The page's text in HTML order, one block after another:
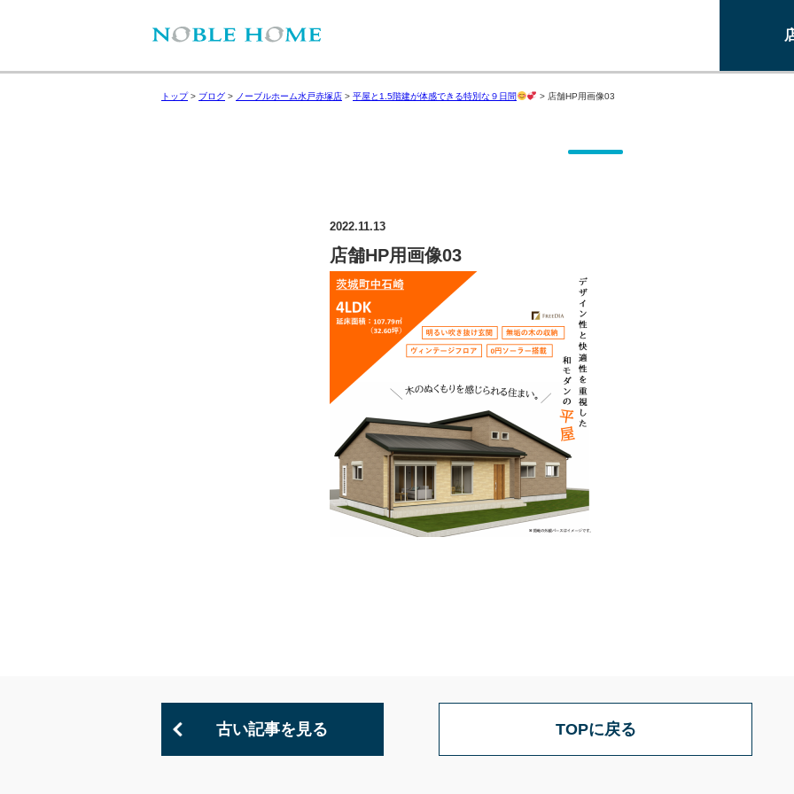
トップ> ブログ > ノーブルホーム水戸赤塚店 > 平屋と1.5階建が体感できる特別な９日間 > 店舗HP用画像03
2022.11.13
店舗HP用画像03
古い記事を見る TOPに戻る